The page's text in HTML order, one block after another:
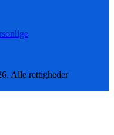
Alle rettigheder